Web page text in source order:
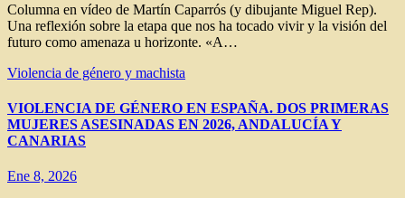
Columna en vídeo de Martín Caparrós (y dibujante Miguel Rep).
Una reflexión sobre la etapa que nos ha tocado vivir y la visión del
futuro como amenaza u horizonte. «A…
Violencia de género y machista
VIOLENCIA DE GÉNERO EN ESPAÑA. DOS PRIMERAS
MUJERES ASESINADAS EN 2026, ANDALUCÍA Y
CANARIAS
Ene 8, 2026